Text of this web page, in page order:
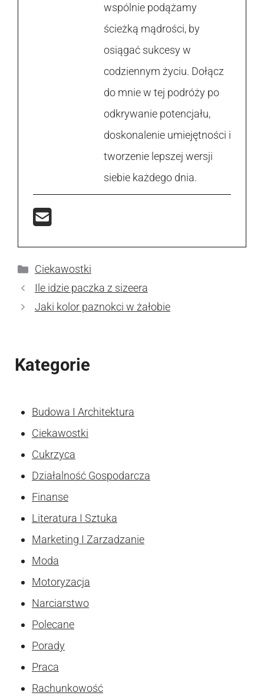
wspólnie podążamy
ścieżką mądrości, by
osiągać sukcesy w
codziennym życiu. Dołącz
do mnie w tej podróży po
odkrywanie potencjału,
doskonalenie umiejętności i
tworzenie lepszej wersji
siebie każdego dnia.
Kategorie
Ciekawostki
Ile idzie paczka z sizeera
Jaki kolor paznokci w żałobie
Kategorie
Budowa I Architektura
Ciekawostki
Cukrzyca
Działalność Gospodarcza
Finanse
Literatura I Sztuka
Marketing I Zarzadzanie
Moda
Motoryzacja
Narciarstwo
Polecane
Porady
Praca
Rachunkowość